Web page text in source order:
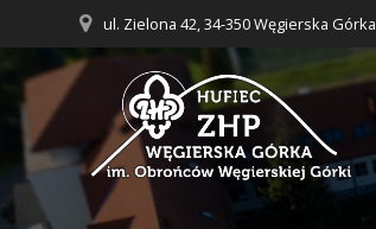
do
treści
ul. Zielona 42, 34-350 Węgierska Górka